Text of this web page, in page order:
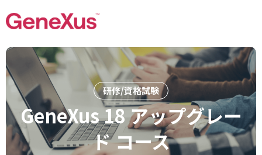
研修/資格試験
GeneXus 18 アップグレー
ド コース